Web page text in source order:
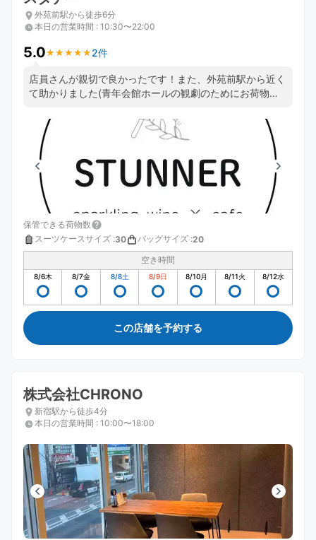
外苑前駅から徒歩6分
本日の営業時間 : 10:30〜22:00
5.0★ ★ ★ ★ ★
★ ★ ★ ★ ★ 2件
店員さんが親切で良かったです！また、外苑前駅から近く
て助かりました(青年会館ホールの観劇のためにお荷物を
トでホッと出来て良かったです💮
保管できる荷物数
スーツケースサイズ :30 バッグサイズ :20
空き時間
8/6木 8/7金 8/8土 8/9日 8/10月 8/11火 8/12水
この店舗を予約する
株式会社CHRONO
新宿駅から徒歩4分
本日の営業時間 : 10:00〜18:00